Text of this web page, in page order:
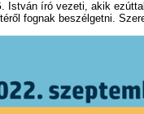
István író vezeti, akik
fognak beszélgetni.